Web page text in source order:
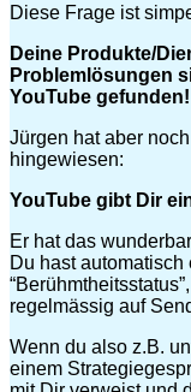
Diese Frage ist
Deine Produkte/
Problemlösungen
YouTube gefunden!
Jürgen hat aber
hingewiesen:
YouTube gibt Dir
Er hat das
Du hast
regelmässig auf
Wenn du also z.B.
einem